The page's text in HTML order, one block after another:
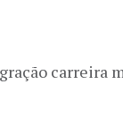
carreira